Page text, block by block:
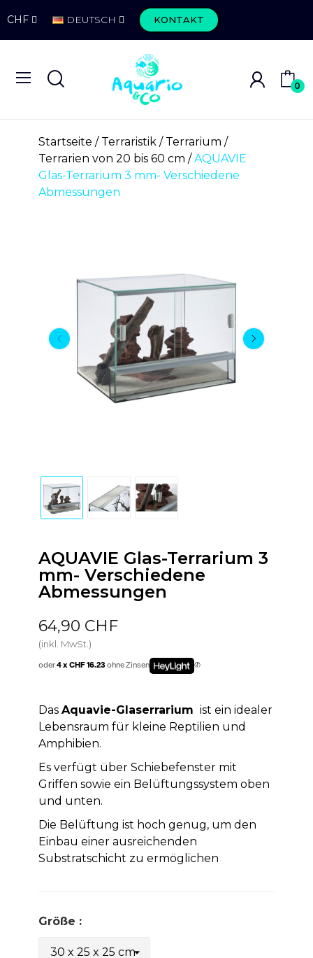
CHF DEUTSCH KONTAKT
0
Startseite Terraristik
Terrarium
Terrarien von 20 bis 60 cm
AQUAVIE
Glas-Terrarium 3 mm- Verschiedene
Abmessungen
AQUAVIE Glas-Terrarium 3
mm- Verschiedene
Abmessungen
64,90 CHF
(inkl. MwSt.)
oder4 x CHF 16.23ohne Zinsen
Das Aquavie-Glaserrarium ist ein idealer
Lebensraum für kleine Reptilien und
Amphibien.
Es verfügt über Schiebefenster mit
Griffen sowie ein Belüftungssystem oben
und unten.
Die Belüftung ist hoch genug, um den
Einbau einer ausreichenden
Substratschicht zu ermöglichen
Größe :